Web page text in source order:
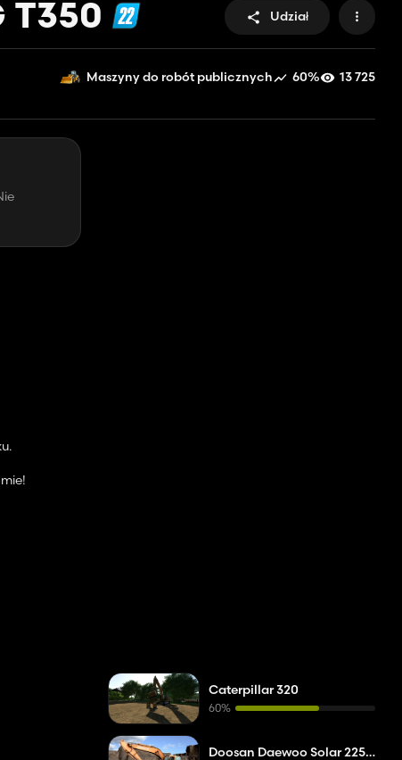
T350 Udział
Maszyny do robót publicznych 60% 13 725
Caterpillar 320
60%
Doosan Daewoo Solar 225 LC-V